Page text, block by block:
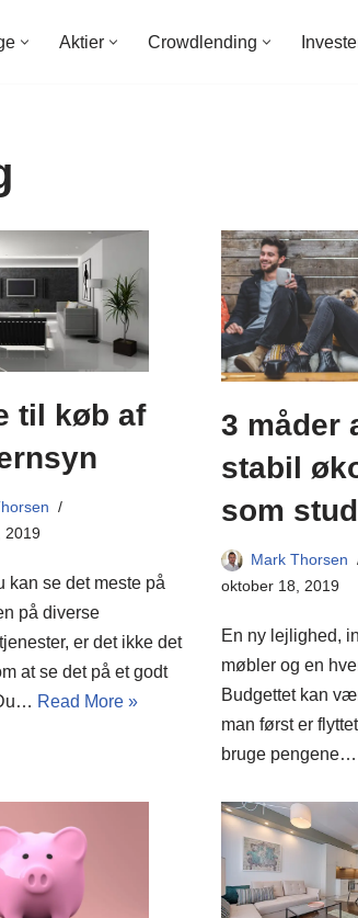
Aktier Crowdlending
til køb af
2019
kan se det meste på
på diverse
er det ikke det
at se det på et godt
Read More »
3 måder
stabil
som
Mark Thorsen
oktober 18, 2019
En ny lejlighed,
møbler og en
Budgettet kan
man først er
bruge pengene…